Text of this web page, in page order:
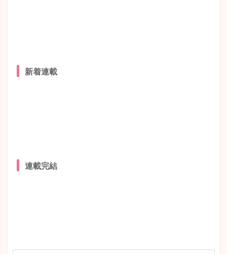
新着連載
連載完結